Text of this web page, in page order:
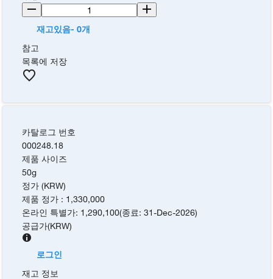
재고있음- 0개
참고
목록에 저장
카탈로그 번호
000248.18
제품 사이즈
50g
정가 (KRW)
제품 정가 : 1,330,000
온라인 특별가: 1,290,100(종료:31-Dec-2026)
공급가(KRW)
로그인
재고 정보